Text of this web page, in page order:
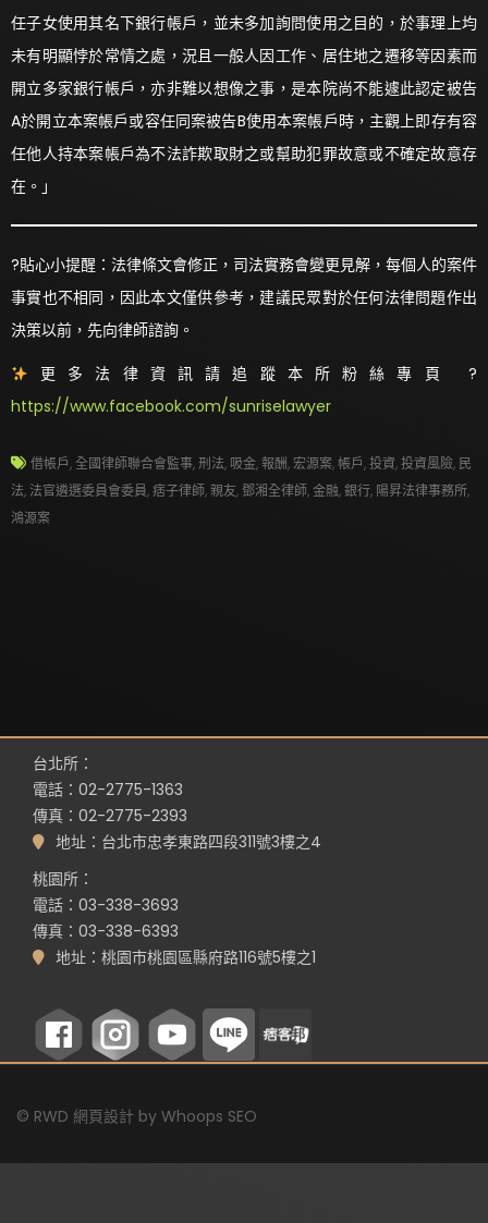
任子女使用其名下銀行帳戶，並未多加詢問使用之目的，於事理上均
未有明顯悖於常情之處，況且一般人因工作、居住地之遷移等因素而
開立多家銀行帳戶，亦非難以想像之事，是本院尚不能遽此認定被告
A於開立本案帳戶或容任同案被告B使用本案帳戶時，主觀上即存有容
任他人持本案帳戶為不法詐欺取財之或幫助犯罪故意或不確定故意存
在。」
?貼心小提醒：法律條文會修正，司法實務會變更見解，每個人的案件
事實也不相同，因此本文僅供參考，建議民眾對於任何法律問題作出
決策以前，先向律師諮詢。
更多法律資訊請追蹤本所粉絲專頁 ?
https://www.facebook.com/sunriselawyer
借帳戶,全國律師聯合會監事,刑法, 吸金,報酬,宏源案, 帳戶,投資,投資風險, 民
法, 法官遴選委員會委員,痞子律師,親友, 鄧湘全律師,金融, 銀行, 陽昇法律事務所,
鴻源案
台北所：
電話：02-2775-1363
傳真：02-2775-2393
地址：台北市忠孝東路四段311號3樓之4
桃園所：
電話：03-338-3693
傳真：03-338-6393
地址：桃園市桃園區縣府路116號5樓之1
© RWD 網頁設計 by Whoops SEO